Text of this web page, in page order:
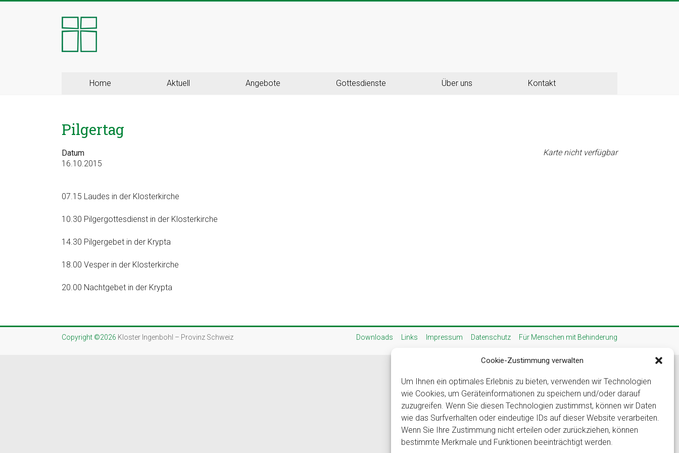
Cookie-Zustimmung verwalten
Um Ihnen ein optimales Erlebnis zu bieten, verwenden wir Technologien
wie Cookies, um Geräteinformationen zu speichern und/oder darauf
zuzugreifen. Wenn Sie diesen Technologien zustimmst, können wir Daten
wie das Surfverhalten oder eindeutige IDs auf dieser Website verarbeiten.
Wenn Sie Ihre Zustimmung nicht erteilen oder zurückziehen, können
bestimmte Merkmale und Funktionen beeinträchtigt werden.
Kloster
Ingenbohl
Provinz
Herzlich
Willkommen
bei
den
Home Aktuell Angebote Gottesdienste Über uns Kontakt
Pilgertag
Karte nicht verfügbar
Datum
16.10.2015
07.15 Laudes in der Klosterkirche
10.30 Pilgergottesdienst in der Klosterkirche
14.30 Pilgergebet in der Krypta
18.00 Vesper in der Klosterkirche
20.00 Nachtgebet in der Krypta
Copyright ©2026 Kloster Ingenbohl – Provinz Schweiz Downloads Links Impressum Datenschutz Für Menschen mit Behinderung